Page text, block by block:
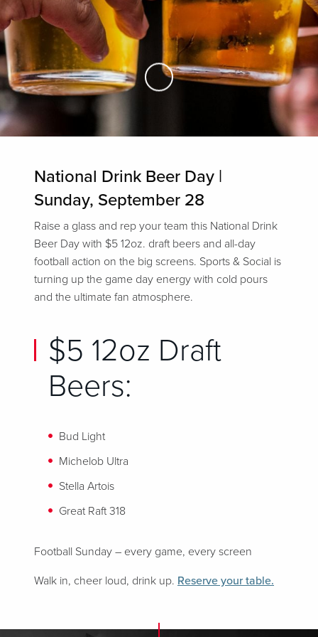
Skip to Main Content
National Drink Beer Day |
Sunday, September 28
Raise a glass and rep your team this National Drink
Beer Day with $5 12oz. draft beers and all-day
football action on the big screens. Sports & Social is
turning up the game day energy with cold pours
and the ultimate fan atmosphere.
$5 12oz Draft
Beers:
Bud Light
Michelob Ultra
Stella Artois
Great Raft 318
Football Sunday – every game, every screen
Walk in, cheer loud, drink up. Reserve your table.